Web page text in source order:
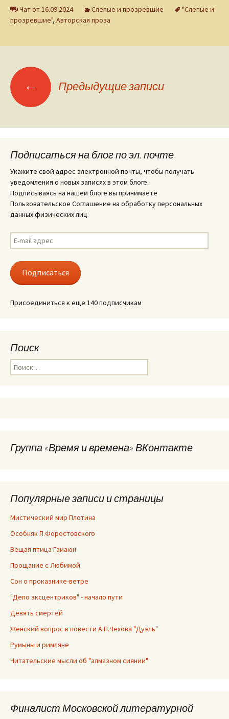
Чат от 16.09.2024 Слепые и прозревшие
"Слепые и
прозревшие", Авторская проза
Навигация
по
записям
← Предыдущие записи
Подписаться на блог по эл. почте
Укажите свой адрес электронной почты, чтобы получать
уведомления о новых записях в этом блоге.
Подписываясь на нашем блоге вы принимаете
Пользовательское Соглашение на обработку персональных
данных физических лиц
E-
mail
Подписаться
Присоединиться к еще 140 подписчикам
Поиск
Найти:
Группа «Время и времена» ВКонтакте
Популярные записи и страницы
Мистический мир Плотина
Особняк П.Форостовского
Вещая птица Гамаюн
Прощание с Любимой
Сон о проказнике-ветре
"Депо эксцентриков" - начало пути
Девять смертей
Женский вопрос в повести А.П.Чехова "Дуэль"
Румыны и римляне
Читательские мысли об "алмазном сиянии"
Финалист Московской литературной